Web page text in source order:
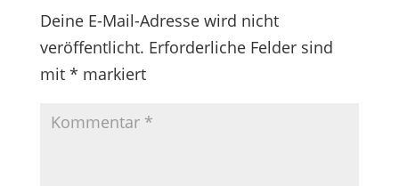
Deine E-Mail-Adresse wird nicht
veröffentlicht. Erforderliche Felder sind
mit * markiert